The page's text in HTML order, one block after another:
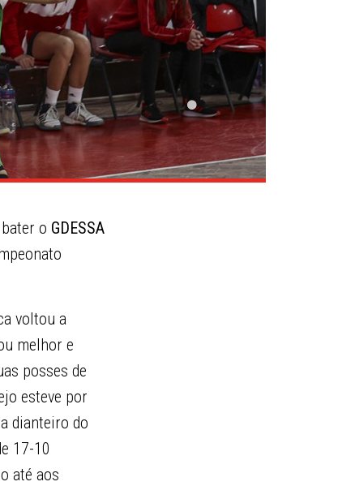
o GDESSA
voltou a
melhor e
posses de
esteve por
dianteiro do
17-10
até aos